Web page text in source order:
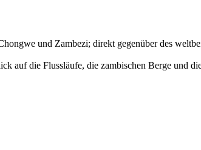
und Zambezi; direkt gegenüber des
auf die Flussläufe, die zambischen Berge und